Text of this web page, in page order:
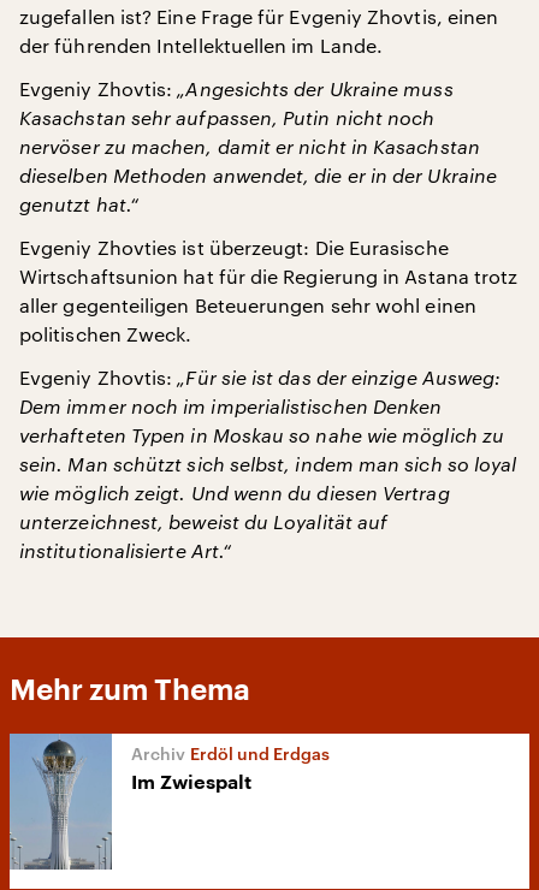
zugefallen ist? Eine Frage für Evgeniy Zhovtis, einen
der führenden Intellektuellen im Lande.
Evgeniy Zhovtis: „Angesichts der Ukraine muss
Kasachstan sehr aufpassen, Putin nicht noch
nervöser zu machen, damit er nicht in Kasachstan
dieselben Methoden anwendet, die er in der Ukraine
genutzt hat.“
Evgeniy Zhovties ist überzeugt: Die Eurasische
Wirtschaftsunion hat für die Regierung in Astana trotz
aller gegenteiligen Beteuerungen sehr wohl einen
politischen Zweck.
Evgeniy Zhovtis: „Für sie ist das der einzige Ausweg:
Dem immer noch im imperialistischen Denken
verhafteten Typen in Moskau so nahe wie möglich zu
sein. Man schützt sich selbst, indem man sich so loyal
wie möglich zeigt. Und wenn du diesen Vertrag
unterzeichnest, beweist du Loyalität auf
institutionalisierte Art.“
Mehr zum Thema
Erdöl und Erdgas
Im Zwiespalt